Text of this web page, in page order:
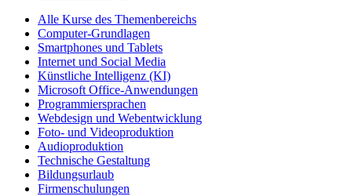
Alle Kurse des Themenbereichs
Computer-Grundlagen
Smartphones und Tablets
Internet und Social Media
Künstliche Intelligenz (KI)
Microsoft Office-Anwendungen
Programmiersprachen
Webdesign und Webentwicklung
Foto- und Videoproduktion
Audioproduktion
Technische Gestaltung
Bildungsurlaub
Firmenschulungen